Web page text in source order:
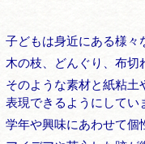
子どもは身近にある様々
木の枝、どんぐり、布切
そのような素材と紙粘土
表現できるようにしてい
学年や興味にあわせて個